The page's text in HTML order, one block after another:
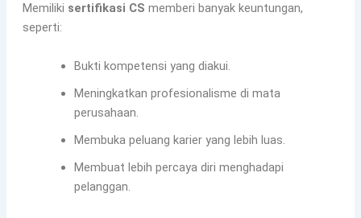
Memiliki sertifikasi CS memberi banyak keuntungan,
seperti:
Bukti kompetensi yang diakui.
Meningkatkan profesionalisme di mata
perusahaan.
Membuka peluang karier yang lebih luas.
Membuat lebih percaya diri menghadapi
pelanggan.